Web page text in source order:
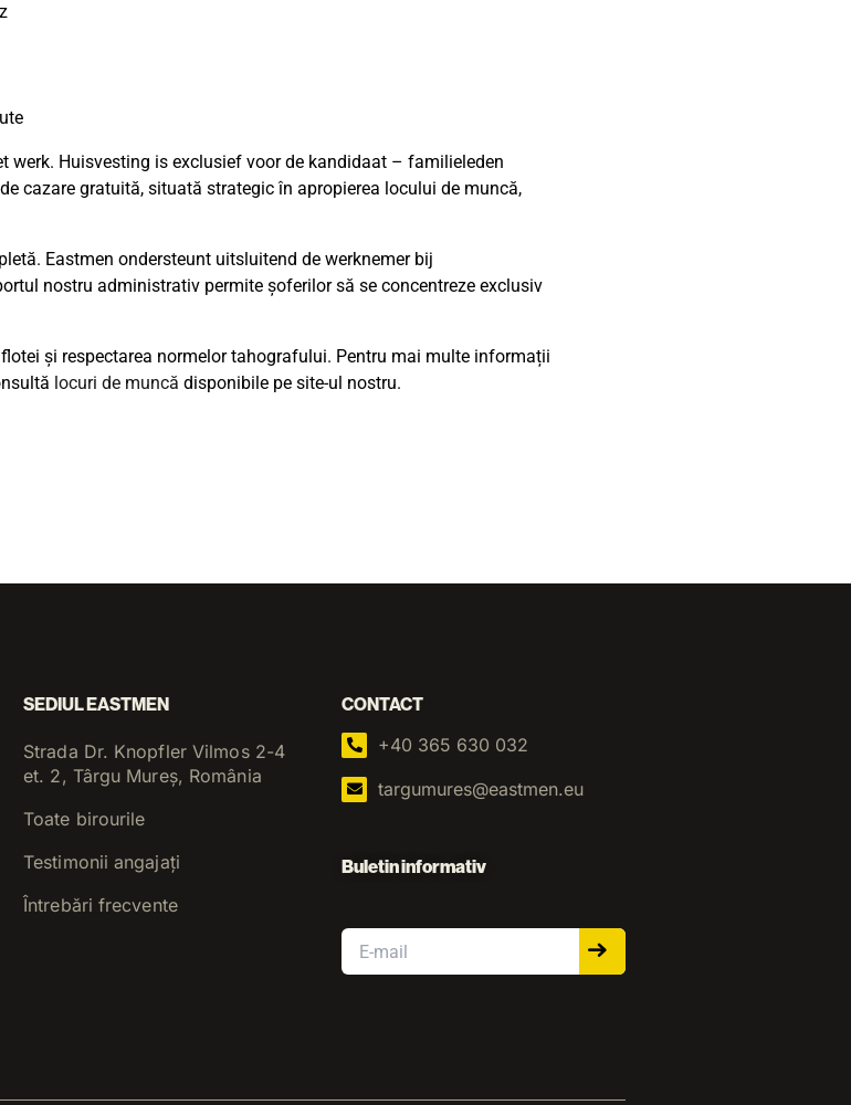
Huisvesting is exclusief voor de kandidaat – familieleden
cazare gratuită, situată strategic în apropierea locului de muncă,
Eastmen ondersteunt uitsluitend de werknemer bij
nostru administrativ permite șoferilor să se concentreze exclusiv
și respectarea normelor tahografului. Pentru mai multe informații
locuri de muncă disponibile pe site-ul nostru.
SEDIUL EASTMEN
Strada Dr. Knopfler Vilmos 2-4
et. 2, Târgu Mureș, România
Toate birourile
Testimonii angajați
Întrebări frecvente
CONTACT
+40 365 630 032
targumures@eastmen.eu
Buletin informativ